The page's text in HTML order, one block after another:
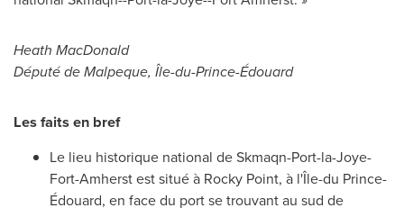
Heath MacDonald
Député deMalpeque, Île-du-Prince-Édouard
Les faits en bref
Le lieu historique national de Skmaqn-Port-la-Joye-
Fort-Amherst est situé à Rocky Point, à l'Île-du Prince-
Édouard, en face du port se trouvant au sud de